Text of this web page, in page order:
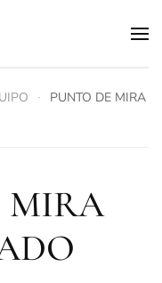
PUNTO DE MIRA
MIRA